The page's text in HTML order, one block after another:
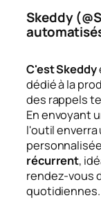
Skeddy
C'est Skeddy
dédié à la
des rappels
En envoyant
l'outil
récurrent,
rendez-vous
quotidiennes.